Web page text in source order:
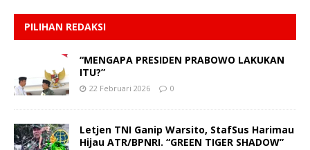
PILIHAN REDAKSI
“MENGAPA PRESIDEN PRABOWO LAKUKAN
ITU?”
22 Februari 2026 0
Letjen TNI Ganip Warsito, StafSus Harimau
Hijau ATR/BPNRI. “GREEN TIGER SHADOW”